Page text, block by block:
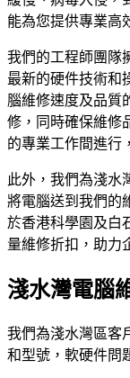
能為您提供專業高
我們的工程師團隊
最新的硬件技術和
腦維修速度及品質
修，同時確保維修
的專業工作間進行
此外，我們為淺水
將電腦送到我們的
於香港科學園及白
量維修折扣，助力
淺水灣電腦
我們為淺水灣區客
和型號，軟硬件問